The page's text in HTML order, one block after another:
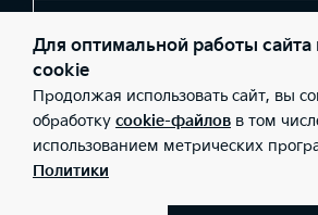
© 2026 Юридические лица ООО «Ринг С»
Липецк , ул. 50 лет НЛМК, стр. 22а;
ИНН: 3661056907; ОГРН: 1123668029473),
СНГ» (Фактический адрес: г.Москва,
301 08 80; ИНН: 7728674093; ОГРН:
Для оптимальной работы сайта
cookie
Продолжая использовать сайт, вы
обработку cookie-файлов в том
использованием метрических
Политики